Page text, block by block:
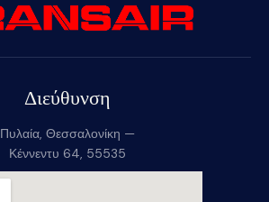
Διεύθυνση
Πυλαία, Θεσσαλονίκη —
Κέννεντυ 64, 55535